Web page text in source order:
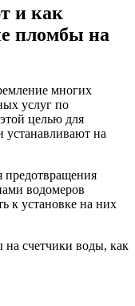
и как
пломбы на
многих
услуг по
целью для
устанавливают на
предотвращения
водомеров
к установке на них
счетчики воды, как